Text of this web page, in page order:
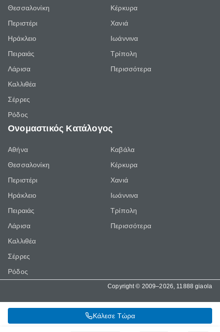
Κάλεσε Τώρα
Θεσσαλονίκη
Περιστέρι
Ηράκλειο
Πειραιάς
Λάρισα
Καλλιθέα
Σέρρες
Ρόδος
Κέρκυρα
Χανιά
Ιωάννινα
Τρίπολη
Περισσότερα
Ονομαστικός Κατάλογος
Αθήνα
Θεσσαλονίκη
Περιστέρι
Ηράκλειο
Πειραιάς
Λάρισα
Καλλιθέα
Σέρρες
Ρόδος
Καβάλα
Κέρκυρα
Χανιά
Ιωάννινα
Τρίπολη
Περισσότερα
Copyright © 2009–2026, 11888 giaola